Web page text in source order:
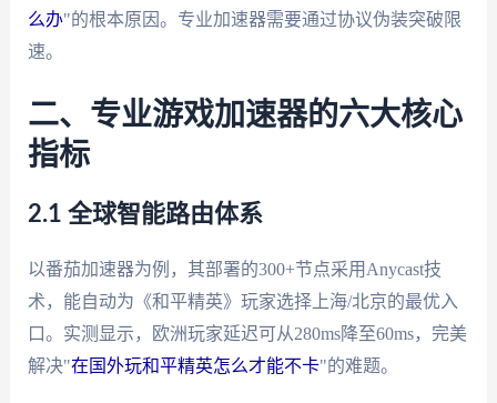
么办"的根本原因。专业加速器需要通过协议伪装突破限
速。
二、专业游戏加速器的六大核心
指标
2.1 全球智能路由体系
以番茄加速器为例，其部署的300+节点采用Anycast技
术，能自动为《和平精英》玩家选择上海/北京的最优入
口。实测显示，欧洲玩家延迟可从280ms降至60ms，完美
解决"在国外玩和平精英怎么才能不卡"的难题。